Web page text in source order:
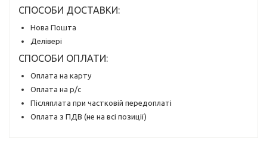
СПОСОБИ ДОСТАВКИ:
Нова Пошта
Делівері
СПОСОБИ ОПЛАТИ:
Оплата на карту
Оплата на р/с
Післяплата при частковій передоплаті
Оплата з ПДВ (не на всі позиції)